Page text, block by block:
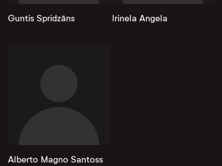
Guntis Spridzāns Irinela Angela
Alberto Magno Santoss